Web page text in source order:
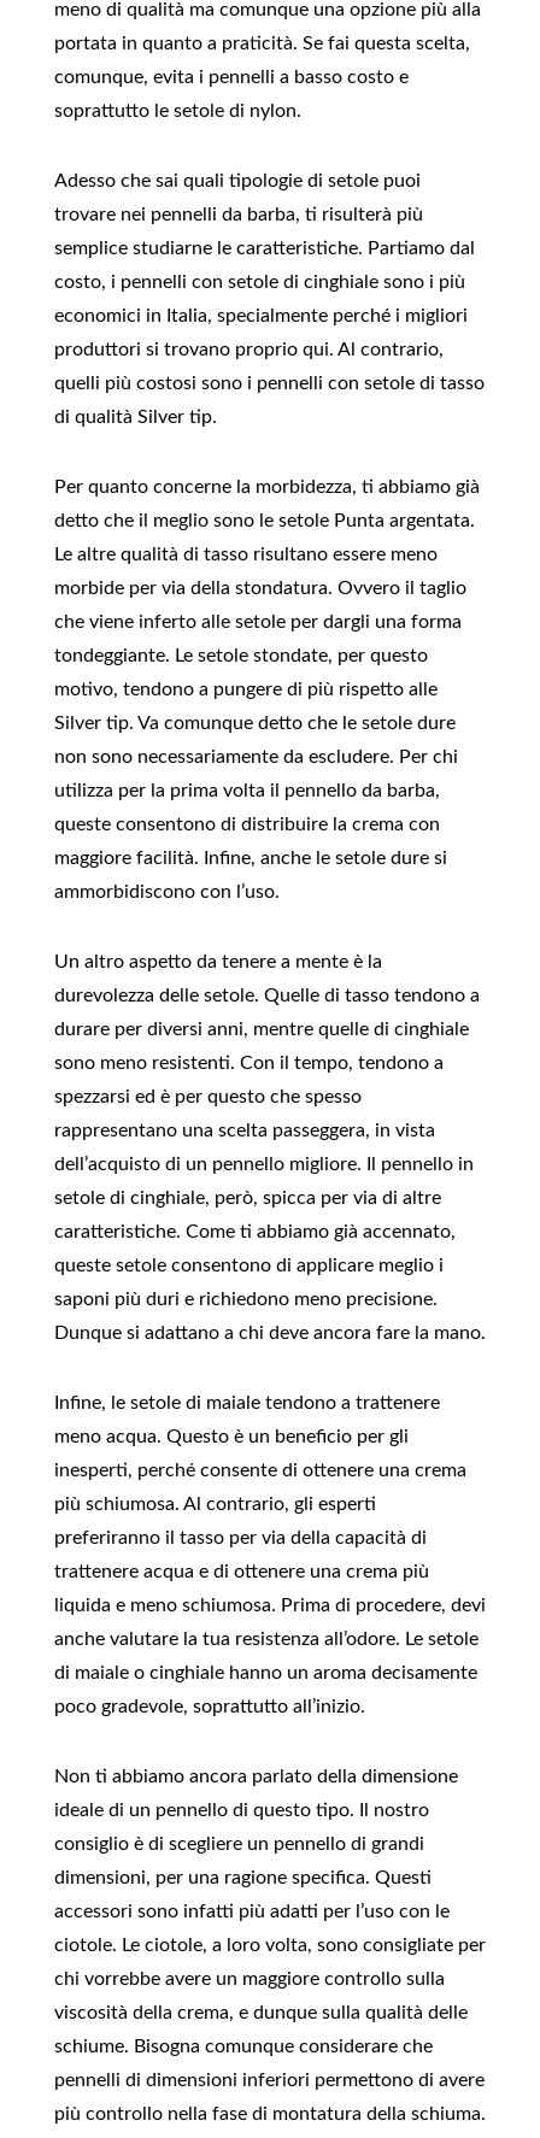
meno di qualità ma comunque una opzione più alla
portata in quanto a praticità. Se fai questa scelta,
comunque, evita i pennelli a basso costo e
soprattutto le setole di nylon.
Adesso che sai quali tipologie di setole puoi
trovare nei pennelli da barba, ti risulterà più
semplice studiarne le caratteristiche. Partiamo dal
costo, i pennelli con setole di cinghiale sono i più
economici in Italia, specialmente perché i migliori
produttori si trovano proprio qui. Al contrario,
quelli più costosi sono i pennelli con setole di tasso
di qualità Silver tip.
Per quanto concerne la morbidezza, ti abbiamo già
detto che il meglio sono le setole Punta argentata.
Le altre qualità di tasso risultano essere meno
morbide per via della stondatura. Ovvero il taglio
che viene inferto alle setole per dargli una forma
tondeggiante. Le setole stondate, per questo
motivo, tendono a pungere di più rispetto alle
Silver tip. Va comunque detto che le setole dure
non sono necessariamente da escludere. Per chi
utilizza per la prima volta il pennello da barba,
queste consentono di distribuire la crema con
maggiore facilità. Infine, anche le setole dure si
ammorbidiscono con l’uso.
Un altro aspetto da tenere a mente è la
durevolezza delle setole. Quelle di tasso tendono a
durare per diversi anni, mentre quelle di cinghiale
sono meno resistenti. Con il tempo, tendono a
spezzarsi ed è per questo che spesso
rappresentano una scelta passeggera, in vista
dell’acquisto di un pennello migliore. Il pennello in
setole di cinghiale, però, spicca per via di altre
caratteristiche. Come ti abbiamo già accennato,
queste setole consentono di applicare meglio i
saponi più duri e richiedono meno precisione.
Dunque si adattano a chi deve ancora fare la mano.
Infine, le setole di maiale tendono a trattenere
meno acqua. Questo è un beneficio per gli
inesperti, perché consente di ottenere una crema
più schiumosa. Al contrario, gli esperti
preferiranno il tasso per via della capacità di
trattenere acqua e di ottenere una crema più
liquida e meno schiumosa. Prima di procedere, devi
anche valutare la tua resistenza all’odore. Le setole
di maiale o cinghiale hanno un aroma decisamente
poco gradevole, soprattutto all’inizio.
Non ti abbiamo ancora parlato della dimensione
ideale di un pennello di questo tipo. Il nostro
consiglio è di scegliere un pennello di grandi
dimensioni, per una ragione specifica. Questi
accessori sono infatti più adatti per l’uso con le
ciotole. Le ciotole, a loro volta, sono consigliate per
chi vorrebbe avere un maggiore controllo sulla
viscosità della crema, e dunque sulla qualità delle
schiume. Bisogna comunque considerare che
pennelli di dimensioni inferiori permettono di avere
più controllo nella fase di montatura della schiuma.